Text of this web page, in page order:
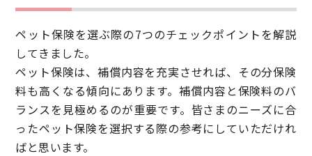
ペット保険を選ぶ際の7つのチェックポイントを解説
してきました。
ペット保険は、補償内容を充実させれば、その分保険
料も高くなる傾向にあります。補償内容と保険料のバ
ランスを見極めるのが重要です。皆さまのニーズに合
ったペット保険を選択する際の参考にしていただけれ
ばと思います。